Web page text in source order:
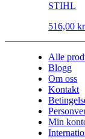
STIHL
516,00kr
Alle
Blogg
Om oss
Kontakt
Min